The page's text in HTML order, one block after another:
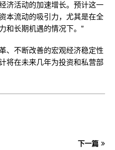
济活动的加速增长。预计这一
本流动的吸引力，尤其是在全
和长期机遇的情况下。”
、不断改善的宏观经济稳定性
将在未来几年为投资和私营部
下一篇